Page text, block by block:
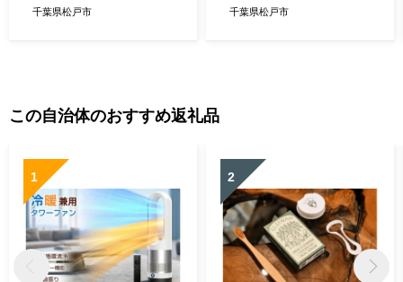
千葉県松戸市 千葉県松戸市
この自治体のおすすめ返礼品
1 2